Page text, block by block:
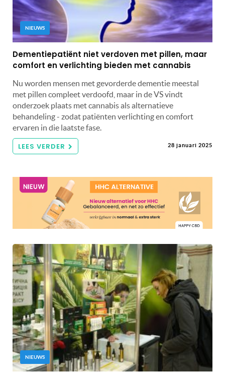
NIEUWS
Dementiepatiënt niet verdoven met pillen, maar
comfort en verlichting bieden met cannabis
Nu worden mensen met gevorderde dementie meestal
met pillen compleet verdoofd, maar in de VS vindt
onderzoek plaats met cannabis als alternatieve
behandeling - zodat patiënten verlichting en comfort
ervaren in die laatste fase.
LEES VERDER 28 januari 2025
NIEUWS